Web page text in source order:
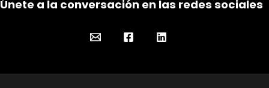
Únete a la conversación en las redes sociales